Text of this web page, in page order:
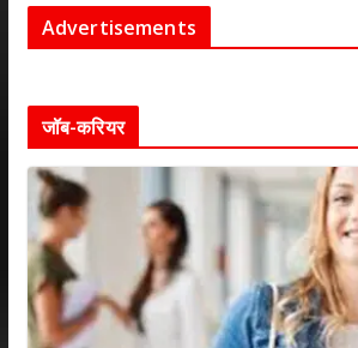
Advertisements
जॉब-करियर